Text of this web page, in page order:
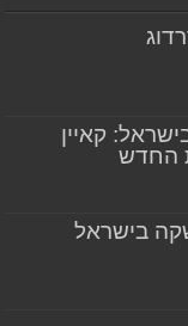
קאיין